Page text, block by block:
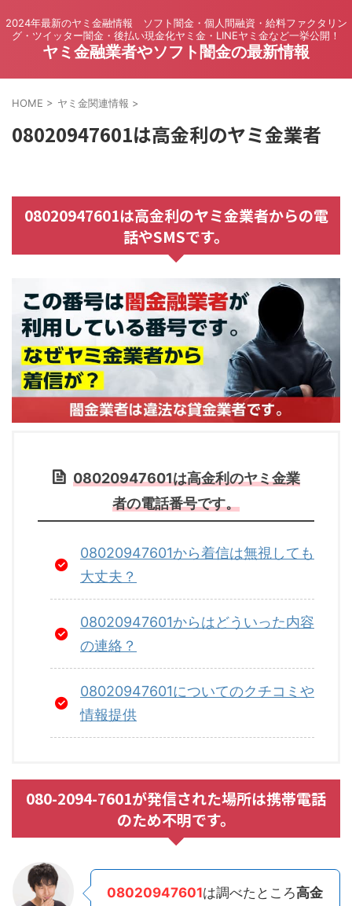
2024年最新のヤミ金融情報 ソフト闇金・個人間融資・給料ファクタリン
グ・ツイッター闇金・後払い現金化ヤミ金・LINEヤミ金など一挙公開！
ヤミ金融業者やソフト闇金の最新情報
HOME > ヤミ金関連情報 >
08020947601は高金利のヤミ金業者
08020947601は高金利のヤミ金業者からの電
話やSMSです。
08020947601は高金利のヤミ金業
者の電話番号です。
08020947601から着信は無視しても
大丈夫？
08020947601からはどういった内容
の連絡？
08020947601についてのクチコミや
情報提供
080-2094-7601が発信された場所は携帯電話
のため不明です。
08020947601は調べたところ高金